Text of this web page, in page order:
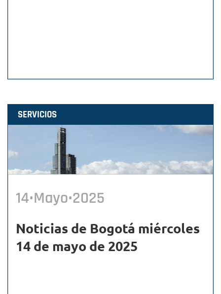
SERVICIOS
14•Mayo•2025
Noticias de Bogotá miércoles
14 de mayo de 2025